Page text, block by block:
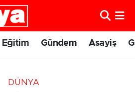
Eğitim Gündem Asayiş
DÜNYA
Eczaneler